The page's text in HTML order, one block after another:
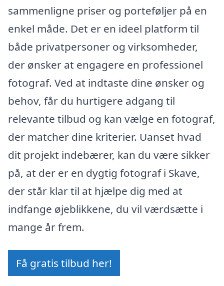
sammenligne priser og porteføljer på en
enkel måde. Det er en ideel platform til
både privatpersoner og virksomheder,
der ønsker at engagere en professionel
fotograf. Ved at indtaste dine ønsker og
behov, får du hurtigere adgang til
relevante tilbud og kan vælge en fotograf,
der matcher dine kriterier. Uanset hvad
dit projekt indebærer, kan du være sikker
på, at der er en dygtig fotograf i Skave,
der står klar til at hjælpe dig med at
indfange øjeblikkene, du vil værdsætte i
mange år frem.
Få gratis tilbud her!